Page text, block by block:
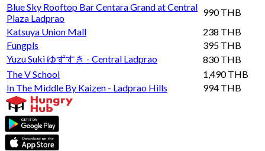
Blue Sky Rooftop Bar Centara Grand at Central
Plaza Ladprao
990 THB
Katsuya Union Mall
238 THB
Fungpls
395 THB
Yuzu Suki ゆずすき - Central Ladprao
830 THB
The V School
1,490 THB
In The Middle By Kaizen - Ladprao Hills
994 THB